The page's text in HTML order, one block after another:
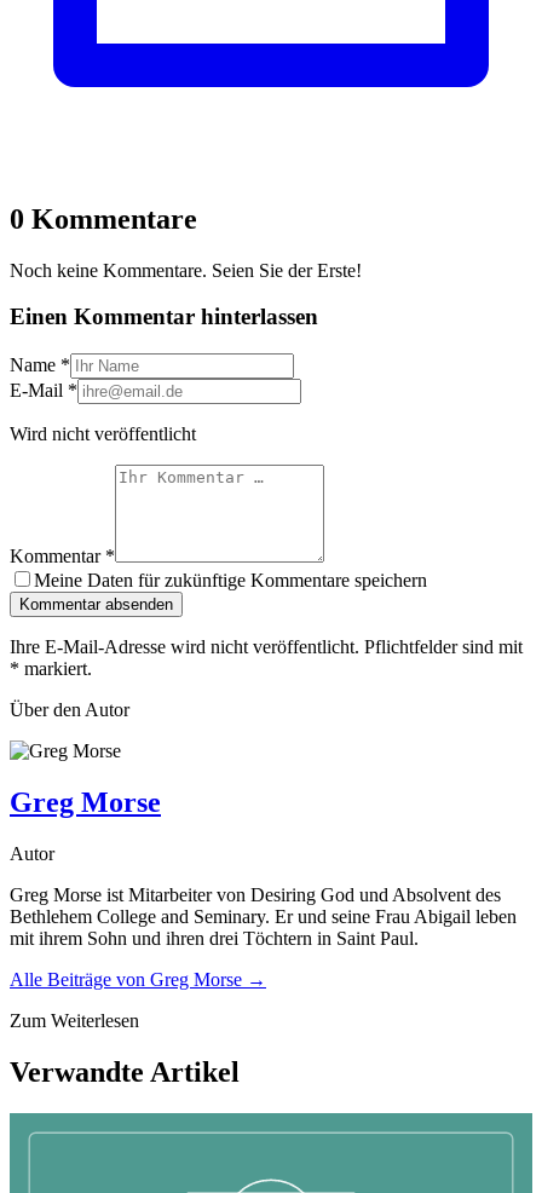
0 Kommentare
Noch keine Kommentare. Seien Sie der Erste!
Einen Kommentar hinterlassen
Name *
E-Mail *
Wird nicht veröffentlicht
Kommentar *
Meine Daten für zukünftige Kommentare speichern
Kommentar absenden
Ihre E-Mail-Adresse wird nicht veröffentlicht. Pflichtfelder sind mit
* markiert.
Über den Autor
Greg Morse
Autor
Greg Morse ist Mitarbeiter von Desiring God und Absolvent des
Bethlehem College and Seminary. Er und seine Frau Abigail leben
mit ihrem Sohn und ihren drei Töchtern in Saint Paul.
Alle Beiträge von Greg Morse →
Zum Weiterlesen
Verwandte Artikel